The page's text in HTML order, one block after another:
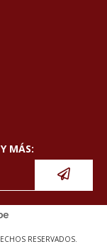
MÁS:
RESERVADOS.